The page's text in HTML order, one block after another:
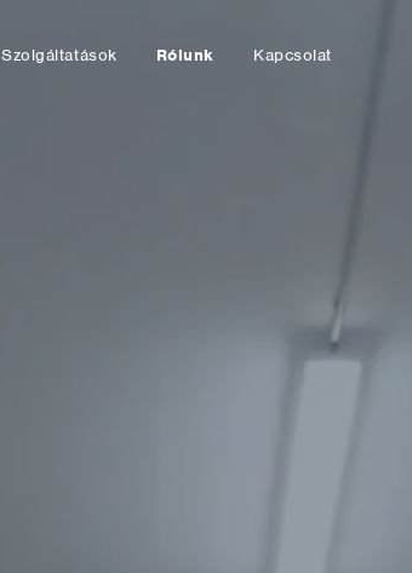
Szolgáltatások Rólunk Kapcsolat